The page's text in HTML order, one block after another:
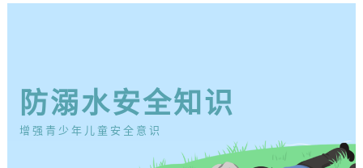
防溺水安全知识
增强青少年儿童安全意识